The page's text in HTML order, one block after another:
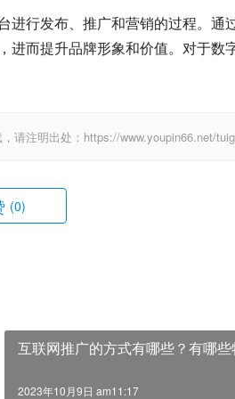
行发布、推广和营销的过程。通
而提升品牌形象和价值。对于数
请注明出处：https://www.youpin66.net/
(0)
互联网推广的方式有哪些？有哪些
2023年10月9日 am11:17